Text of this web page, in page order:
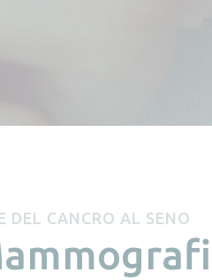
DEL CANCRO AL SENO